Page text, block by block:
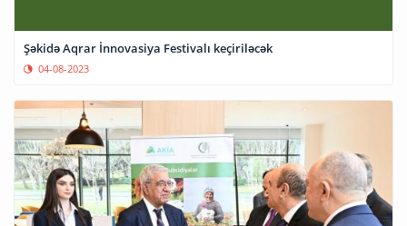
Şəkidə Aqrar İnnovasiya Festivalı keçiriləcək
04-08-2023